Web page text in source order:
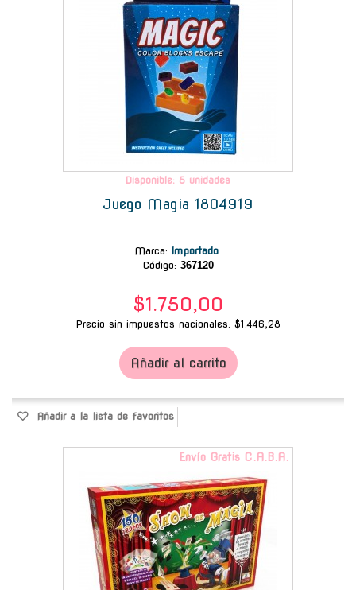
Disponible: 5 unidades
Juego Magia 1804919
Marca: Importado
Código: 367120
$1.750,00
Precio sin impuestos nacionales: $1.446,28
Añadir al carrito
Añadir a la lista de favoritos
Envío Gratis C.A.B.A.